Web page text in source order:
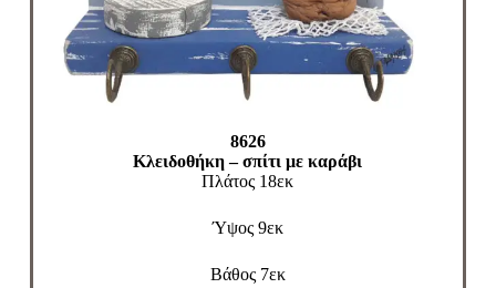
8626
Κλειδοθήκη – σπίτι με καράβι
Πλάτος 18εκ
Ύψος 9εκ
Βάθος 7εκ